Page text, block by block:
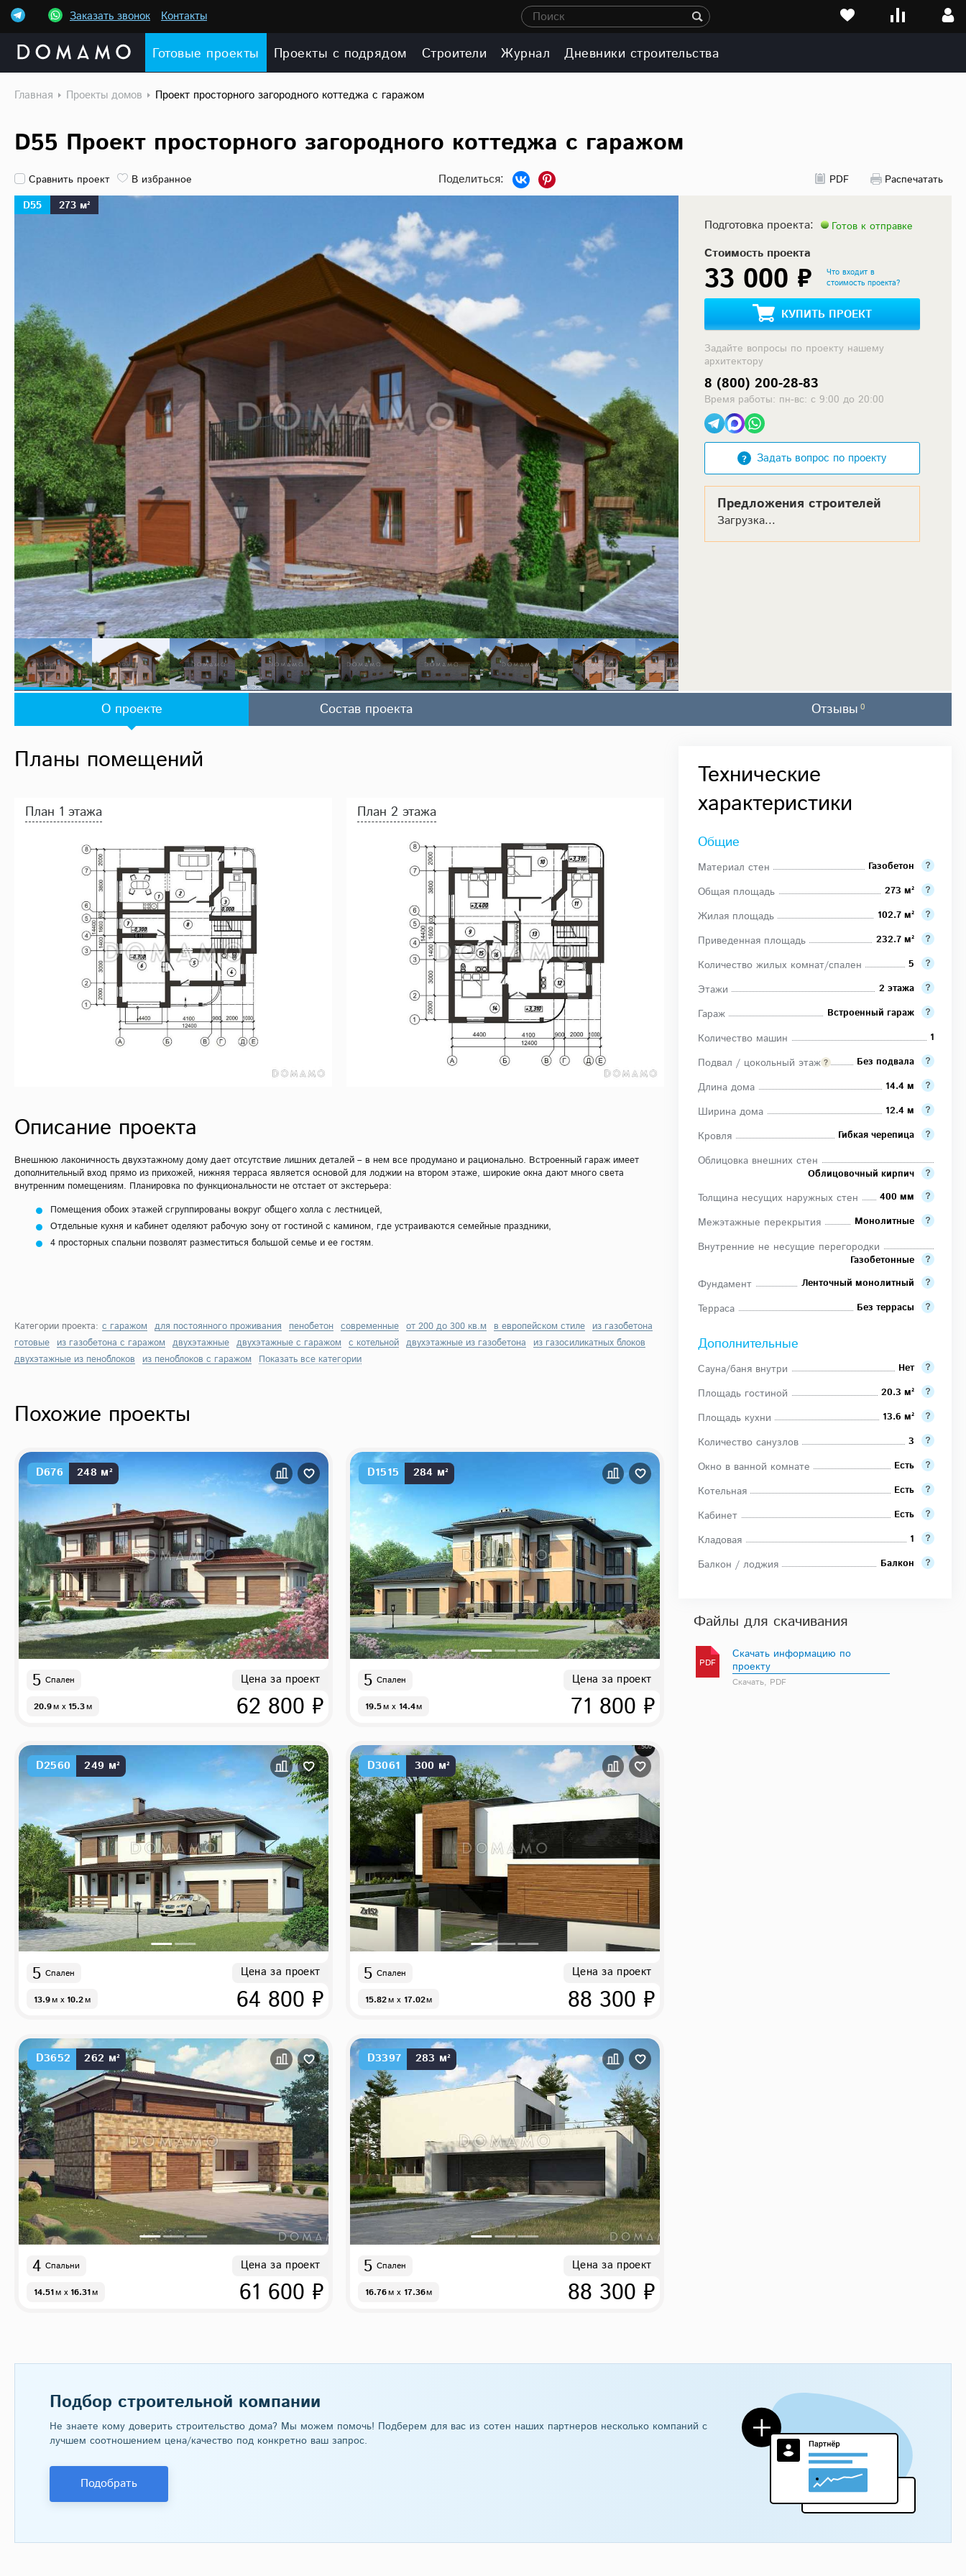
Заказать звонок Контакты Поиск
Готовые проекты Проекты с подрядом Строители Журнал Дневники строительства
Главная Проекты домов Проект просторного загородного коттеджа с гаражом
D55 Проект просторного загородного коттеджа с гаражом
Сравнить проект В избранное PDF
Распечатать
D55
273 м²
Подготовка проекта: Готов к отправке
Стоимость проекта
33 000 ₽
Что входит в
стоимость проекта?
КУПИТЬ ПРОЕКТ
Задайте вопросы по проекту нашему
архитектору
8 (800) 200-28-83
Время работы: пн-вс: с 9:00 до 20:00
Задать вопрос по проекту
Предложения строителей
Загрузка...
О проекте Состав проекта Отзывы 0
Технические
характеристики
Общие
Материал стен Газобетон
Общая площадь 273 м²
Жилая площадь 102.7 м²
Приведенная площадь 232.7 м²
Количество жилых комнат/спален 5
Этажи 2 этажа
Гараж Встроенный гараж
Количество машин 1
Подвал / цокольный этаж Без подвала
Длина дома 14.4 м
Ширина дома 12.4 м
Кровля Гибкая черепица
Облицовка внешних стен
Облицовочный кирпич
Толщина несущих наружных стен 400 мм
Межэтажные перекрытия Монолитные
Внутренние не несущие перегородки
Газобетонные
Фундамент Ленточный монолитный
Терраса Без террасы
Дополнительные
Сауна/баня внутри Нет
Площадь гостиной 20.3 м²
Площадь кухни 13.6 м²
Количество санузлов 3
Окно в ванной комнате Есть
Котельная Есть
Кабинет Есть
Кладовая 1
Балкон / лоджия Балкон
Файлы для скачивания
PDF
Скачать информацию по
проекту
Скачать, PDF
Планы помещений
План 1 этажа План 2 этажа
Описание проекта
Внешнюю лаконичность двухэтажному дому дает отсутствие лишних деталей – в нем все продумано и рационально. Встроенный гараж имеет
дополнительный вход прямо из прихожей, нижняя терраса является основой для лоджии на втором этаже, широкие окна дают много света
внутренним помещениям. Планировка по функциональности не отстает от экстерьера:
Помещения обоих этажей сгруппированы вокруг общего холла с лестницей,
Отдельные кухня и кабинет оделяют рабочую зону от гостиной с камином, где устраиваются семейные праздники,
4 просторных спальни позволят разместиться большой семье и ее гостям.
Категории проекта: с гаражом для постоянного проживания пенобетон современные от 200 до 300 кв.м в европейском стиле из газобетона
готовые из газобетона с гаражом двухэтажные двухэтажные с гаражом с котельной двухэтажные из газобетона
из газосиликатных блоков
двухэтажные из пеноблоков
из пеноблоков с гаражом Показать все категории
Похожие проекты
D676 248 м²
5 Спален
20.9м x 15.3м
Цена за проект
62 800 ₽
D1515 284 м²
5 Спален
19.5м x 14.4м
Цена за проект
71 800 ₽
D2560 249 м²
5 Спален
13.9м x 10.2м
Цена за проект
64 800 ₽
D3061 300 м²
5 Спален
15.82м x 17.02м
Цена за проект
88 300 ₽
D3652 262 м²
4 Спальни
14.51м x 16.31м
Цена за проект
61 600 ₽
D3397 283 м²
5 Спален
16.76м x 17.36м
Цена за проект
88 300 ₽
Подбор строительной компании
Не знаете кому доверить строительство дома? Мы можем помочь! Подберем для вас из сотен наших партнеров несколько компаний с
лучшем соотношением цена/качество под конкретно ваш запрос.
Подобрать